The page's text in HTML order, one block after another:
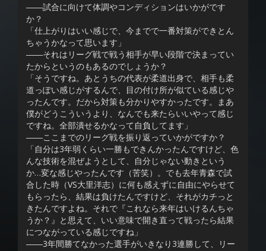
――試合に向けて体調やコンディションはいかがです
か？
「仕上がりはいい感じで、今までで一番対策ができとん
ちゃうかなって思います」
――それはリーグ戦で戦う相手が早い段階で決まってい
たからというのもあるのでしょうか？
「そうですね。あとうちの代表が柔道出身で、相手も柔
道っぽい感じがするんで、目の付け所が似ている感じや
ったんです。だから対策も分かりやすかったです。まあ
僕がどうこういうより、なんでも来たらいいやって感じ
ですね。全部潰せるかなって自負してます」
――ここまでのリーグ戦を振り返っていかがですか？
「自分は3年弱くらい一勝もできんかったんですけど、色
んな技術を混ぜようとして、自分じゃない動きという
か…変な感じやったんです（苦笑）。でも去年青森で試
合した時（VS大里洋志）に何も感えずに自由にやらせて
もらったら、結果は負けたんですけど、それがカチっと
きたんですよね。それで『これなら来年はいけるんちゃ
うか？』と思えて、いい意味で開き直って戦ったら結果
につながっている感じですね」
――3年間勝てなかった選手がいきなり3連勝して、リー